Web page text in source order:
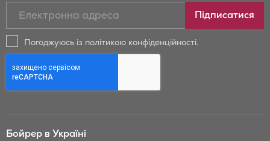
новини
та
Бойрер:
Підписатися
Погоджуюсь із політикою конфіденційності.
Бойрер в Україні